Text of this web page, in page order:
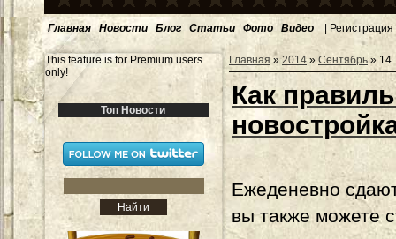
Главная Новости Блог Статьи Фото Видео | Регистрация
This feature is for Premium users
only!
Топ Новости
Главная » 2014 » Сентябрь » 14
Как
Ежеденевно
вы также можете